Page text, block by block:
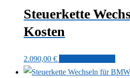
Steuerkette
Kosten
2.090,00 €